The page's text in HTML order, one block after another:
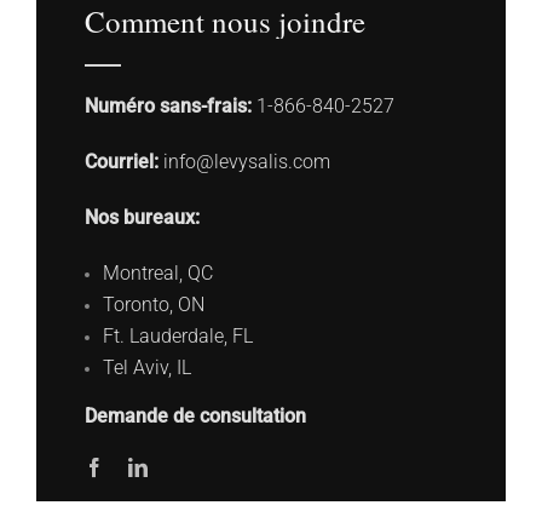
Comment nous joindre
Numéro sans-frais: 1-866-840-2527
Courriel: info@levysalis.com
Nos bureaux:
Montreal, QC
Toronto, ON
Ft. Lauderdale, FL
Tel Aviv, IL
Demande de consultation